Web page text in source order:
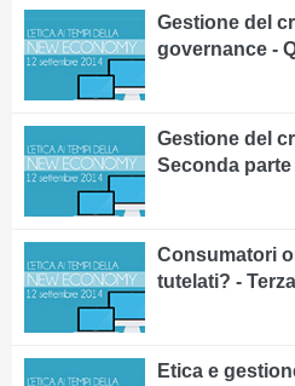
Gestione del
governance -
Gestione del
Seconda parte
Consumatori
tutelati? -
Etica e